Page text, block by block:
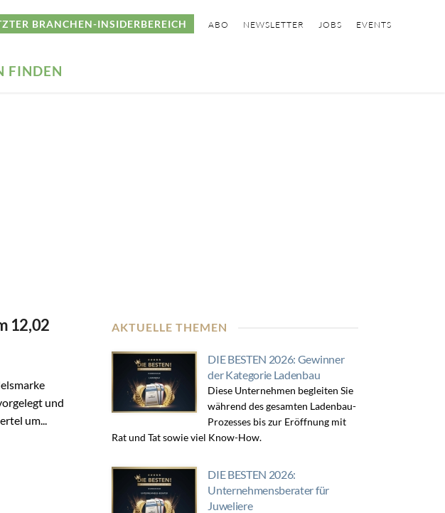
BRANCHEN-INSIDERBEREICH ABO NEWSLETTER JOBS EVENTS
FINDEN
12,02
und
um...
AKTUELLE THEMEN
DIE BESTEN 2026: Gewinner
der Kategorie Ladenbau
Diese Unternehmen begleiten Sie
während des gesamten Ladenbau-
Prozesses bis zur Eröffnung mit
Rat und Tat sowie viel Know-How.
DIE BESTEN 2026:
Unternehmensberater für
Juweliere